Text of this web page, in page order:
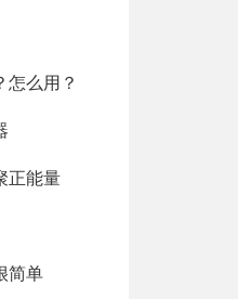
么用？
正能量
简单